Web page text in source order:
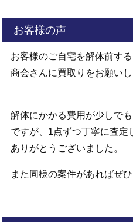
お客様の声
お客様のご自宅を解体前す
商会さんに買取りをお願いし
解体にかかる費用が少しで
ですが、1点ずつ丁寧に査定
ありがとうございました。
また同様の案件があればぜ